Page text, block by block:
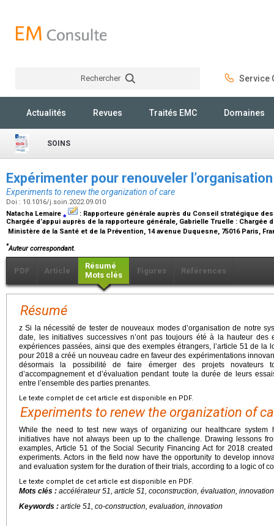
Rechercher Service
Actualités Revues Traités EMC Domaines
SOINS
Expérimenter pour renouveler
Experiments to renew the organization of care
Doi : 10.1016/j.soin.2022.09.010
Natacha Lemaire ⁎ : Rapporteure générale auprès du Conseil stratégique
Chargée d’appui auprès de la rapporteure générale, Gabrielle Truelle : Chargée
Ministère de la Santé et de la Prévention, 14 avenue Duquesne, 75016 Paris,
*Auteur correspondant.
PDF Article
Résumé
Mots clés
Figures Références
Résumé
z Si la nécessité de tester de nouveaux modes d’organisation de notre
date, les initiatives successives n’ont pas toujours été à la hauteur des
expériences passées, ainsi que des exemples étrangers, l’article 51 de la
pour 2018 a créé un nouveau cadre en faveur des expérimentations
désormais la possibilité de faire émerger des projets novateurs
d’accompagnement et d’évaluation pendant toute la durée de leurs
entre l’ensemble des parties prenantes.
Le texte complet de cet article est disponible en PDF.
Experiments to renew the organization of
While the need to test new ways of organizing our healthcare system
initiatives have not always been up to the challenge. Drawing lessons
examples, Article 51 of the Social Security Financing Act for 2018
experiments. Actors in the field now have the opportunity to develop
and evaluation system for the duration of their trials, according to a logic of
Le texte complet de cet article est disponible en PDF.
Mots clés : accélérateur 51, article 51, coconstruction, évaluation, innovation
Keywords : article 51, co-construction, evaluation, innovation